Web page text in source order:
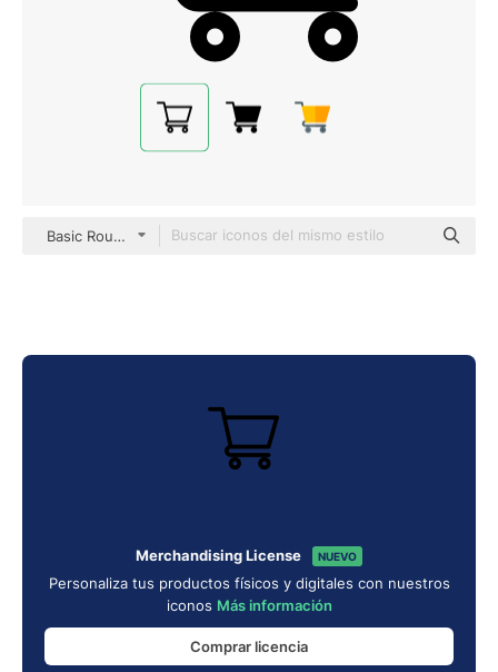
Basic Rounded Lineal
Merchandising License NUEVO
Personaliza tus productos físicos y digitales con nuestros
iconos Más información
Comprar licencia